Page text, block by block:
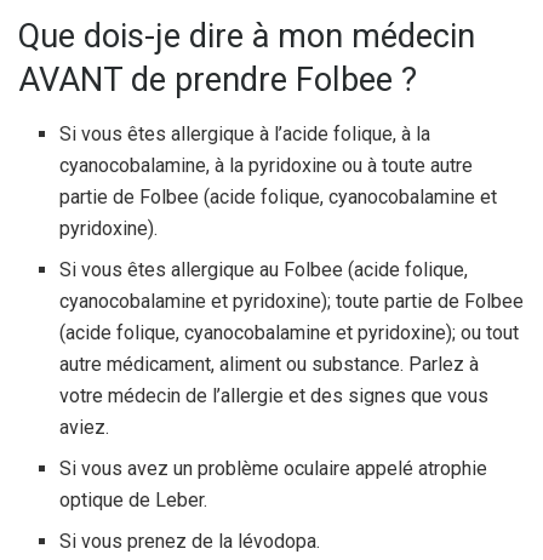
Que dois-je dire à mon médecin
AVANT de prendre Folbee ?
Si vous êtes allergique à l’acide folique, à la
cyanocobalamine, à la pyridoxine ou à toute autre
partie de Folbee (acide folique, cyanocobalamine et
pyridoxine).
Si vous êtes allergique au Folbee (acide folique,
cyanocobalamine et pyridoxine); toute partie de Folbee
(acide folique, cyanocobalamine et pyridoxine); ou tout
autre médicament, aliment ou substance. Parlez à
votre médecin de l’allergie et des signes que vous
aviez.
Si vous avez un problème oculaire appelé atrophie
optique de Leber.
Si vous prenez de la lévodopa.